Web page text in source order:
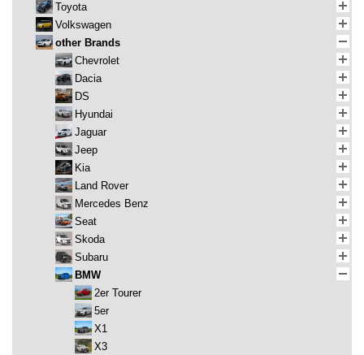
Toyota
Volkswagen
other Brands
Chevrolet
Dacia
DS
Hyundai
Jaguar
Jeep
Kia
Land Rover
Mercedes Benz
Seat
Skoda
Subaru
BMW
2er Tourer
5er
X1
X3